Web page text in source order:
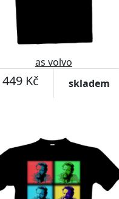
as volvo
449 Kč skladem